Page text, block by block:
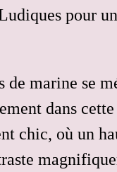
de marine se
dans
chic, où un